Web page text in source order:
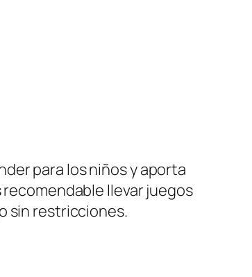
para los niños y aporta
llevar juegos
sin restricciones.